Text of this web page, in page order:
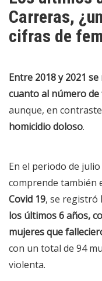
Carreras,
cifras de
Entre 2018 y 2021
cuanto al número
aunque, en
homicidio doloso.
En el periodo de
comprende también
Covid 19, se registró
los últimos 6 años,
mujeres que
con un total de 94
violenta.